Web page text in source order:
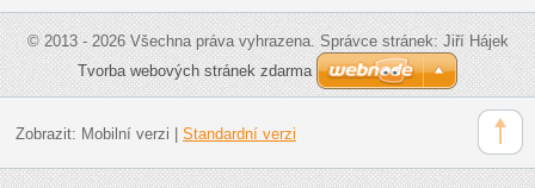
© 2013 - 2026 Všechna práva vyhrazena. Správce stránek: Jiří Hájek
Tvorba webových stránek zdarma
Zobrazit: Mobilní verzi | Standardní verzi